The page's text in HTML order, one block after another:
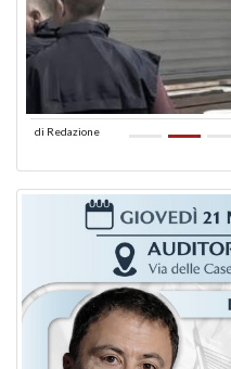
di Redazione